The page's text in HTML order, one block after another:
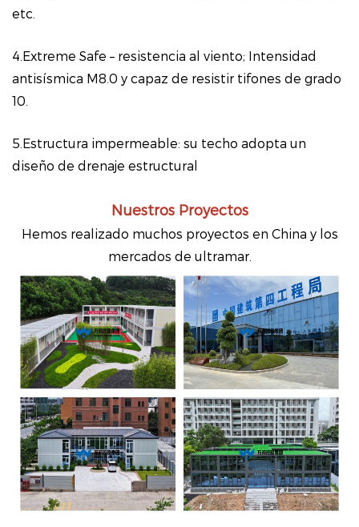
etc.
4.Extreme Safe – resistencia al viento; Intensidad
antisísmica M8.0 y capaz de resistir tifones de grado
10.
5.Estructura impermeable: su techo adopta un
diseño de drenaje estructural
Nuestros Proyectos
Hemos realizado muchos proyectos en China y los
mercados de ultramar.